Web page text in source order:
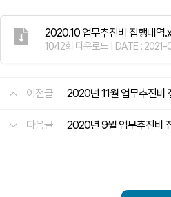
2020.10 업무추진비 집행내역
1042회 다운로드 | DATE : 2021-
이전글 2020년 11월 업무추진비
다음글 2020년 9월 업무추진비